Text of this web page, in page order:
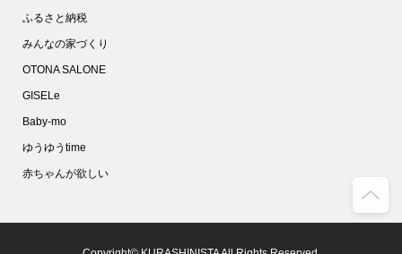
ふるさと納税
みんなの家づくり
OTONA SALONE
GISELe
Baby-mo
ゆうゆうtime
赤ちゃんが欲しい